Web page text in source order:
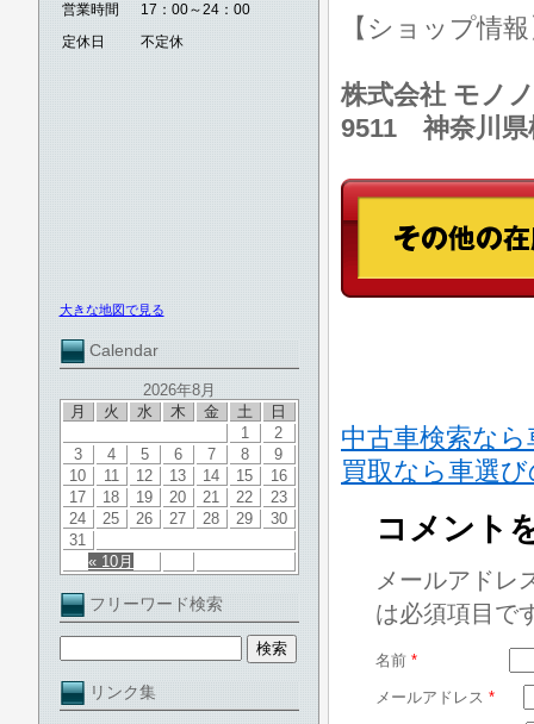
営業時間
17：00～24：00
定休日
不定休
大きな地図で見る
Calendar
2026年8月
月
火 水 木 金 土 日
« 10月
1
2
3
4 5 6 7 8
9
10
11 12 13 14 15
16
17
18 19 20 21 22
23
24
25 26 27 28 29
30
31
フリーワード検索
リンク集
【ショップ情
株式会社 モノ
9511 神奈川県
中古車検索な
買取なら車選
コメント
メールアドレ
は必須項目で
名前 *
メールアドレス *